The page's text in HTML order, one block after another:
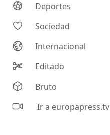
Deportes
Sociedad
Internacional
Editado
Bruto
Ir a europapress.tv